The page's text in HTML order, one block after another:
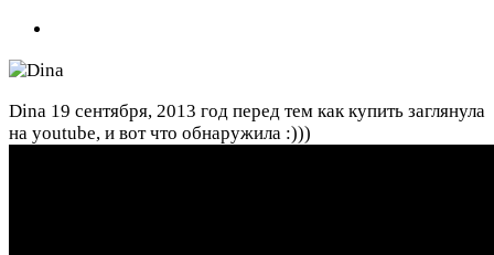
Dina 19 сентября, 2013 год перед тем как купить заглянула
на youtube, и вот что обнаружила :)))